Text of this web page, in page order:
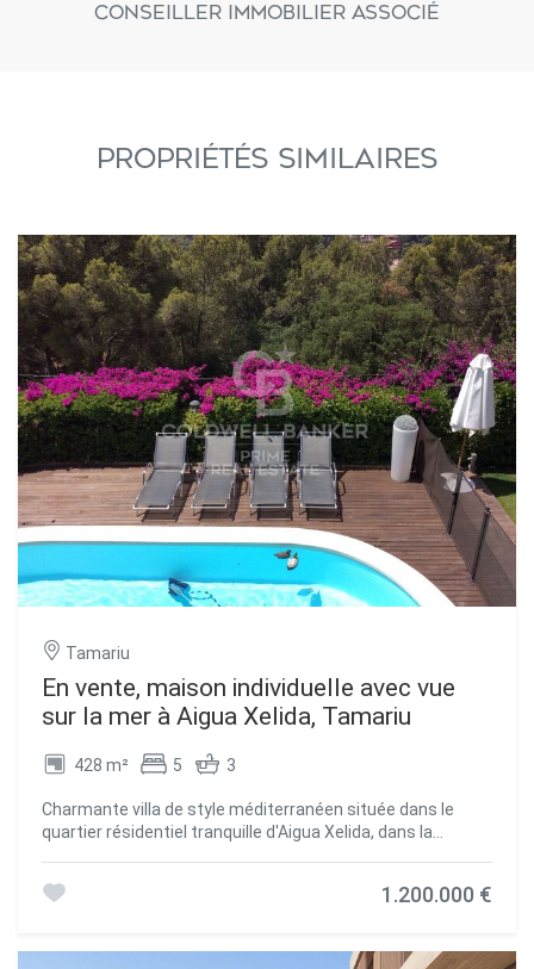
Conseiller immobilier associé
PROPRIÉTÉS SIMILAIRES
Tamariu
En vente, maison individuelle avec vue
sur la mer à Aigua Xelida, Tamariu
428 m² 5 3
Charmante villa de style méditerranéen située dans le
quartier résidentiel tranquille d'Aigua Xelida, dans la
la plage et des commodités locales, cette propriété offre
1.200.000 €